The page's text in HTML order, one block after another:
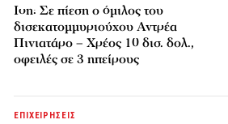
Ion: Σε πίεση ο όμιλος του
δισεκατομμυριούχου Αντρέα
Πινιατάρο – Χρέος 10 δισ. δολ.,
οφειλές σε 3 ηπείρους
ΕΠΙΧΕΙΡΗΣΕΙΣ